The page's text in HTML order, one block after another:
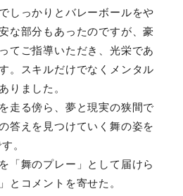
しっかりとバレーボールをや
な部分もあったのですが、豪
て ご指導いただき、光栄であ
。スキルだけでなくメンタル
りました。
走る傍ら、夢と現実の狭間で
答えを見つけていく舞の姿を
。
「舞のプレー」として届けら
とコメントを寄せた。